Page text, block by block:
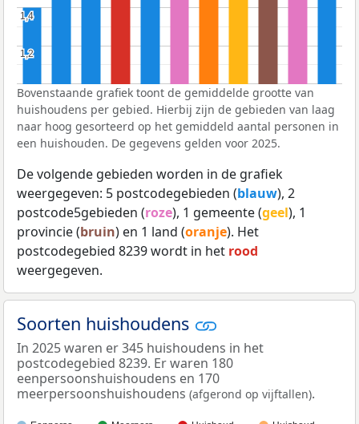
1,2
1,2
1,4
1,4
Bovenstaande grafiek toont de gemiddelde grootte van
huishoudens per gebied. Hierbij zijn de gebieden van laag
naar hoog gesorteerd op het gemiddeld aantal personen in
een huishouden. De gegevens gelden voor 2025.
De volgende gebieden worden in de grafiek
weergegeven: 5 postcodegebieden (blauw), 2
postcode5gebieden (roze), 1 gemeente (geel), 1
provincie (bruin) en 1 land (oranje). Het
postcodegebied 8239 wordt in het rood
weergegeven.
Soorten huishoudens
In 2025 waren er 345 huishoudens in het
postcodegebied 8239. Er waren 180
eenpersoonshuishoudens en 170
meerpersoonshuishoudens (afgerond op vijftallen).